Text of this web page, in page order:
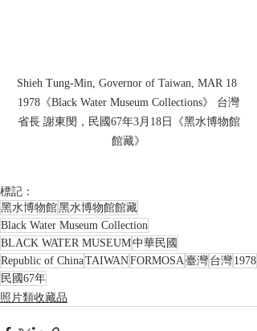
Shieh Tung-Min, Governor of Taiwan, MAR 18
1978《Black Water Museum Collections》 台灣
省長 謝東閔，民國67年3月18日《黑水博物館
館藏》
標記：
黑水博物館黑水博物館館藏
Black Water Museum Collection
BLACK WATER MUSEUM中華民國
Republic of ChinaTAIWANFORMOSA 臺灣 台灣 1978
民國67年
照片類收藏品